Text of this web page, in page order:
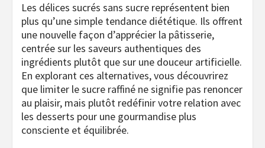
Les délices sucrés sans sucre représentent bien
plus qu’une simple tendance diététique. Ils offrent
une nouvelle façon d’apprécier la pâtisserie,
centrée sur les saveurs authentiques des
ingrédients plutôt que sur une douceur artificielle.
En explorant ces alternatives, vous découvrirez
que limiter le sucre raffiné ne signifie pas renoncer
au plaisir, mais plutôt redéfinir votre relation avec
les desserts pour une gourmandise plus
consciente et équilibrée.